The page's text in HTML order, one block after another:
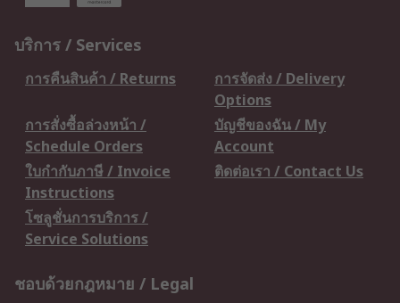
บริการ / Services
การคืนสินค้า / Returns
การจัดส่ง / Delivery
Options
การสั่งซื้อล่วงหน้า /
Schedule Orders
บัญชีของฉัน / My
Account
ใบกำกับภาษี / Invoice
Instructions
ติดต่อเรา / Contact Us
โซลูชั่นการบริการ /
Service Solutions
ชอบด้วยกฎหมาย / Legal